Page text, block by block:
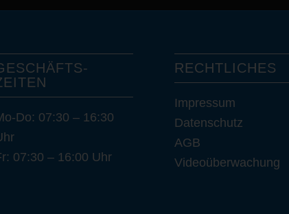
Do: 07:30 – 16:30
07:30 – 16:00 Uhr
RECHTLICHES
Impressum
Datenschutz
AGB
Videoüberwachung